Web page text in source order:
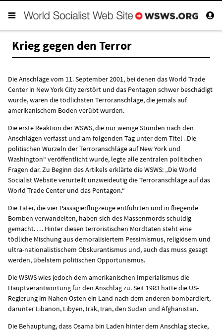
Krieg gegen den Terror
Die Anschläge vom 11. September 2001, bei denen das World Trade
Center in New York City zerstört und das Pentagon schwer beschädigt
wurde, waren die tödlichsten Terroranschläge, die jemals auf
amerikanischem Boden verübt wurden.
Die erste Reaktion der WSWS, die nur wenige Stunden nach den
Anschlägen verfasst und am folgenden Tag unter dem Titel „Die
politischen Wurzeln der Terroranschläge auf New York und
Washington“ veröffentlicht wurde, legte alle zentralen politischen
Fragen dar. Zu Beginn des Artikels erklärte die WSWS: „Die World
Socialist Website verurteilt unzweideutig die Terroranschläge auf das
World Trade Center und das Pentagon.“
Die Täter, die vier Passagierflugzeuge entführten und in fliegende
Bomben verwandelten, haben sich des Massenmords schuldig
gemacht. … Hinter diesen terroristischen Mordtaten steht eine
tödliche Mischung aus demoralisiertem Pessimismus, religiösem und
ultra-nationalistischem Obskurantismus und, auch das muss gesagt
werden, übelstem politischen Opportunismus.
Die WSWS wies jedoch dem amerikanischen Imperialismus die
Hauptverantwortung für den Anschlag zu. Seit 1983 hatte die US-
Regierung im Nahen Osten ein Land nach dem anderen bombardiert,
darunter Libanon, Libyen, Irak, Iran, den Sudan und Afghanistan.
Die Behauptung, dass Osama bin Laden hinter dem Anschlag stecke,